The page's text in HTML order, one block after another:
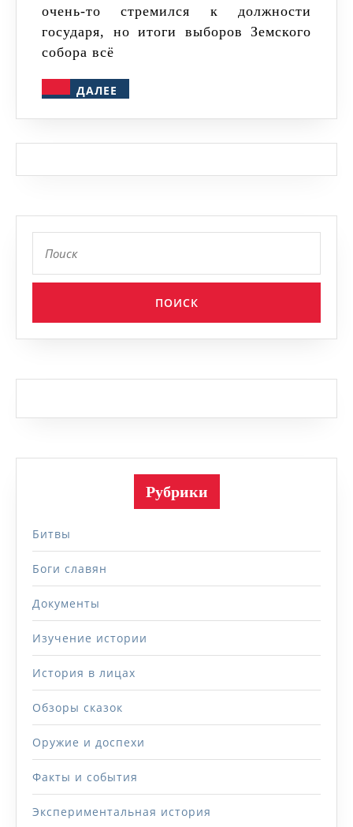
очень-то стремился к должности
государя, но итоги выборов Земского
собора всё
ДАЛЕЕ
Рубрики
Битвы
Боги славян
Документы
Изучение истории
История в лицах
Обзоры сказок
Оружие и доспехи
Факты и события
Экспериментальная история